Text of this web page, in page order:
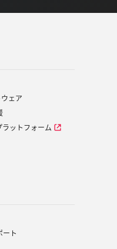
ェア
ットフォーム
ート